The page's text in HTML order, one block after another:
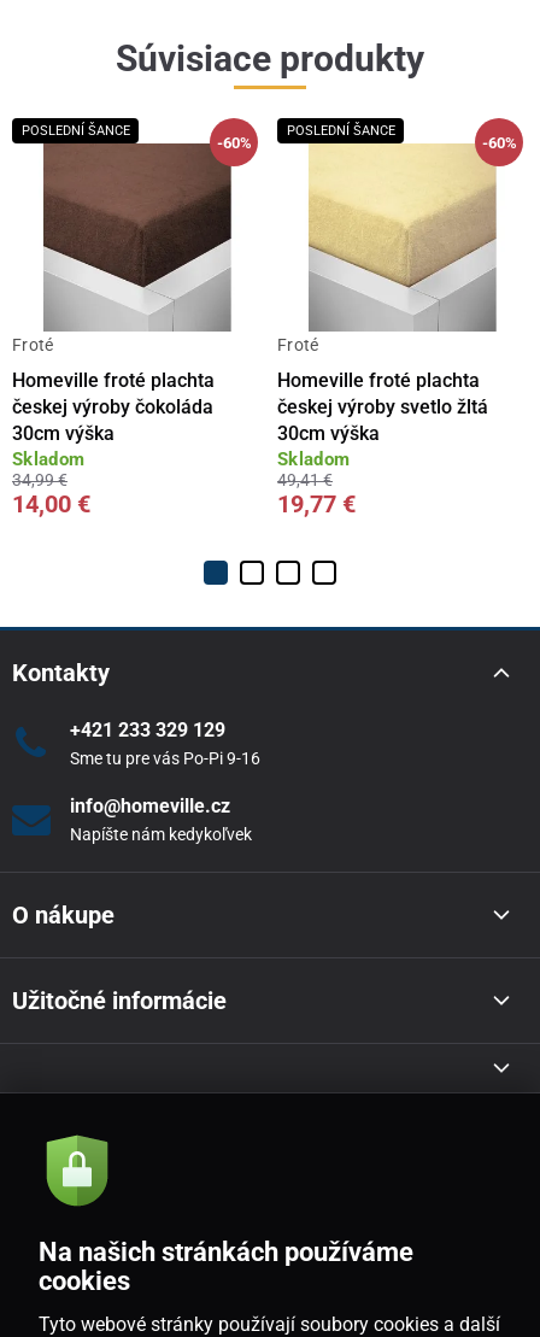
Súvisiace produkty
POSLEDNÍ ŠANCE
-60%
Froté
Homeville froté plachta
českej výroby čokoláda
30cm výška
Skladom
34,99 €
14,00 €
POSLEDNÍ ŠANCE
-60%
Froté
Homeville froté plachta
českej výroby svetlo žltá
30cm výška
Skladom
49,41 €
19,77 €
Kontakty
+421 233 329 129
Sme tu pre vás Po-Pi 9-16
info@homeville.cz
Napíšte nám kedykoľvek
O nákupe
Užitočné informácie
Akcie a novinky e-mailom
Souhlasím sezásadami zpracování osobních údajů
Na našich stránkách používáme
cookies
Tyto webové stránky používají soubory cookies a další